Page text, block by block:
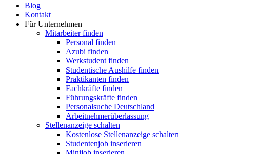
Blog
Kontakt
Für Unternehmen
Mitarbeiter finden
Personal finden
Azubi finden
Werkstudent finden
Studentische Aushilfe finden
Praktikanten finden
Fachkräfte finden
Führungskräfte finden
Personalsuche Deutschland
Arbeitnehmerüberlassung
Stellenanzeige schalten
Kostenlose Stellenanzeige schalten
Studentenjob inserieren